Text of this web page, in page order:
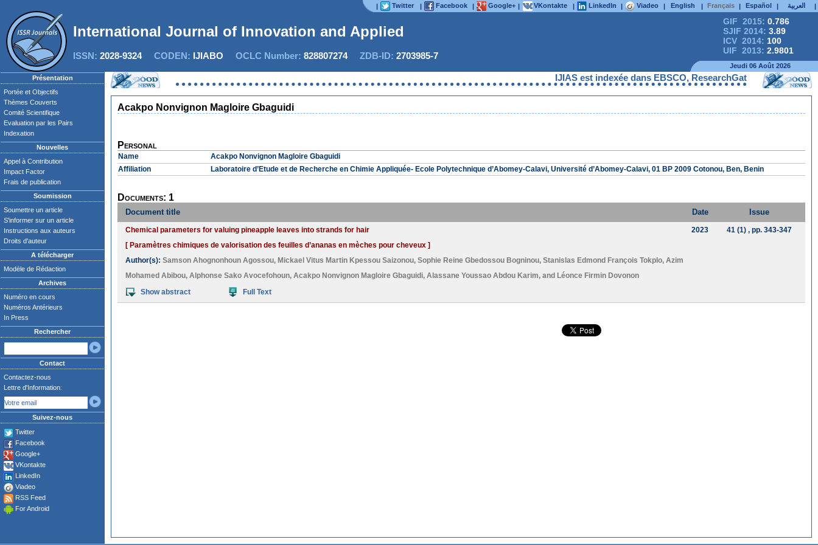
| Twitter | Facebook | Google+ | VKontakte | LinkedIn | Viadeo | English | Français | Español | العربية |
GIF 2015: 0.786
SJIF 2014: 3.89
ICV 2014: 100
UIF 2013: 2.9801
International Journal of Innovation and Applied St
ISSN: 2028-9324CODEN: IJIABO OCLC Number: 828807274ZDB-ID: 2703985-7
Jeudi 06 Août 2026
Présentation
Portée et Objectifs
Thèmes Couverts
Comité Scientifique
Evaluation par les Pairs
Indexation
Nouvelles
Appel à Contribution
Impact Factor
Frais de publication
Soumission
Soumettre un article
S'informer sur un article
Instructions aux auteurs
Droits d'auteur
A télécharger
Modèle de Rédaction
Archives
Numéro en cours
Numéros Antérieurs
In Press
Rechercher
Contact
Contactez-nous
Lettre d'Information:
Suivez-nous
Twitter
Facebook
Google+
VKontakte
LinkedIn
Viadeo
RSS Feed
For Android
IJIAS est indexée dans EBSCO, ResearchGate, ProQuest,
Acakpo Nonvignon Magloire Gbaguidi
Personal
Name
Acakpo Nonvignon Magloire Gbaguidi
Affiliation
Laboratoire d’Etude et de Recherche en Chimie Appliquée- Ecole Polytechnique d’Abomey-Calavi, Université d’Abomey-Calavi, 01 BP 2009 Cotonou, Ben, Benin
Documents: 1
Document title Date Issue
Chemical parameters for valuing pineapple leaves into strands for hair
[ Paramètres chimiques de valorisation des feuilles d’ananas en mèches pour cheveux ]
Author(s): Samson Ahognonhoun Agossou, Mickael Vitus Martin Kpessou Saizonou, Sophie Reine Gbedossou Bogninou, Stanislas Edmond François Tokplo, Azim
Mohamed Abibou, Alphonse Sako Avocefohoun, Acakpo Nonvignon Magloire Gbaguidi, Alassane Youssao Abdou Karim, and Léonce Firmin Dovonon
Show abstract
Full Text
2023 41 (1), pp. 343-347